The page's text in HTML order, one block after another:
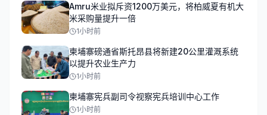
Amru米业拟斥资1200万美元，将柏威夏有机大
米采购量提升一倍
1小时前
柬埔寨磅通省斯托昂县将新建20公里灌溉系统
以提升农业生产力
1小时前
柬埔寨宪兵副司令视察宪兵培训中心工作
1小时前